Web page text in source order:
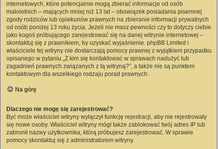
internetowych, które potencjalnie mogą zbierać informacje od osób
małoletnich – mających mniej niż 13 lat – obowiązek posiadania pisemnej
zgody rodziców lub opiekunów prawnych na zbieranie informacji prywatnych
od osób poniżej 13 roku życia. Jeżeli nie masz pewności czy to dotyczy ciebie
jako kogoś próbującego zarejestrować się na danej witrynie internetowej –
skontaktuj się z prawnikiem, by uzyskać wyjaśnienie. phpBB Limited i
właściciele tej witryny nie dostarczają pomocy prawnej z wyjątkiem przypadku
opisanego w pytaniu „Z kim się kontaktować w sprawach nadużyć lub
zagadnień prawnych związanych z tą witryną?”, a także nie są punktem
kontaktowym dla wszelkiego rodzaju porad prawnych.
Na górę
Dlaczego nie mogę się zarejestrować?
Być może właściciel witryny wyłączył funkcję rejestracji, aby nie rejestrowały
się nowe osoby. Właściciel witryny mógł także zablokować twój adres IP lub
zabronił nazwy użytkownika, którą próbujesz zarejestrować. W sprawie
pomocy skontaktuj się z administratorem witryny.